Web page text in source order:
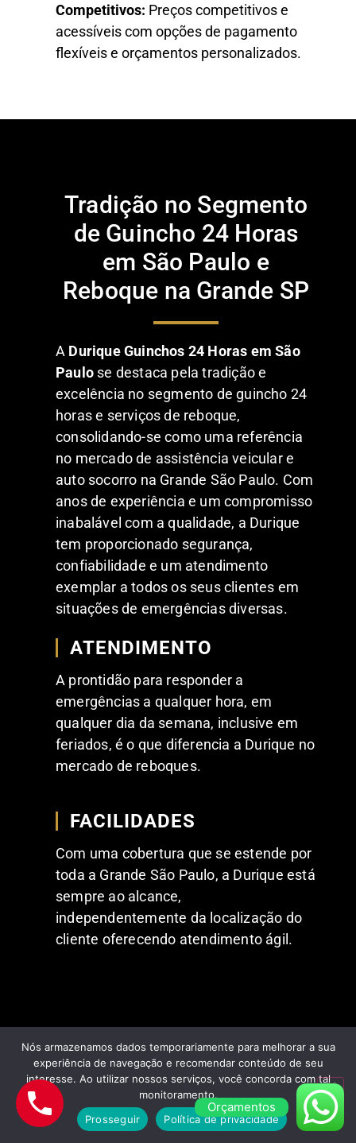
Competitivos: Preços competitivos e
acessíveis com opções de pagamento
flexíveis e orçamentos personalizados.
Tradição no Segmento
de Guincho 24 Horas
em São Paulo e
Reboque na Grande SP
A Durique Guinchos 24 Horas em São
Paulo se destaca pela tradição e
excelência no segmento de guincho 24
horas e serviços de reboque,
consolidando-se como uma referência
no mercado de assistência veicular e
auto socorro na Grande São Paulo. Com
anos de experiência e um compromisso
inabalável com a qualidade, a Durique
tem proporcionado segurança,
confiabilidade e um atendimento
exemplar a todos os seus clientes em
situações de emergências diversas.
ATENDIMENTO
A prontidão para responder a
emergências a qualquer hora, em
qualquer dia da semana, inclusive em
feriados, é o que diferencia a Durique no
mercado de reboques.
FACILIDADES
Com uma cobertura que se estende por
toda a Grande São Paulo, a Durique está
sempre ao alcance,
independentemente da localização do
cliente oferecendo atendimento ágil.
FEEDBACKS POSITIVOS DE NOSSOS
CLIENTESOrçamentos
Nós armazenamos dados temporariamente para melhorar a sua
experiência de navegação e recomendar conteúdo de seu
interesse. Ao utilizar nossos serviços, você concorda com tal
monitoramento.
Prosseguir
Política de privacidade